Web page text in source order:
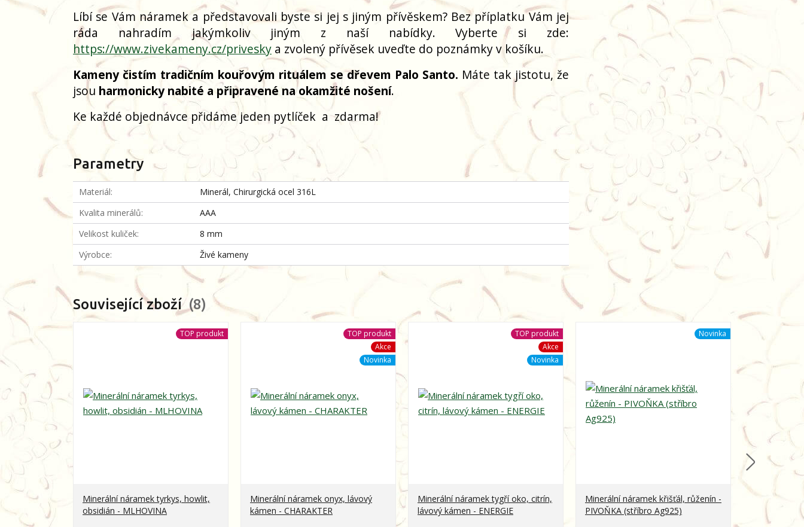
Líbí se Vám náramek a představovali byste si jej s jiným přívěskem? Bez příplatku Vám jej
ráda nahradím jakýmkoliv jiným z naší nabídky. Vyberte si zde:
https://www.zivekameny.cz/privesky a zvolený přívěsek uveďte do poznámky v košíku.
Kameny čistím tradičním kouřovým rituálem se dřevem Palo Santo. Máte tak jistotu, že
jsou harmonicky nabité a připravené na okamžité nošení.
Ke každé objednávce přidáme jeden pytlíček azdarma!
Parametry
Materiál
Minerál, Chirurgická ocel 316L
Kvalita minerálů
AAA
Velikost kuliček
8 mm
Výrobce
Živé kameny
Související zboží 8
TOP produkt
Minerální náramek tyrkys, howlit,
obsidián - MLHOVINA
TOP produkt
Akce
Novinka
Minerální náramek onyx, lávový
kámen - CHARAKTER
TOP produkt
Akce
Novinka
Minerální náramek tygří oko, citrín,
lávový kámen - ENERGIE
Novinka
Minerální náramek křišťál, růženín -
PIVOŇKA (stříbro Ag925)
Minerální
obsidián -